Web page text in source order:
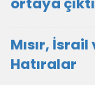
Mısır,
Hatıralar